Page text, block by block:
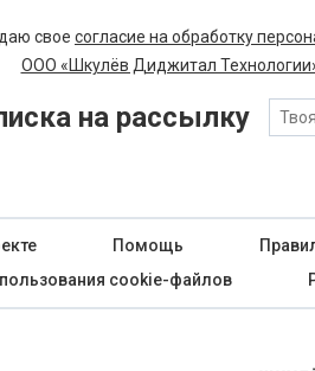
свое согласие на обработку
ООО «Шкулёв Диджитал
на рассылку
Помощь
cookie-файлов